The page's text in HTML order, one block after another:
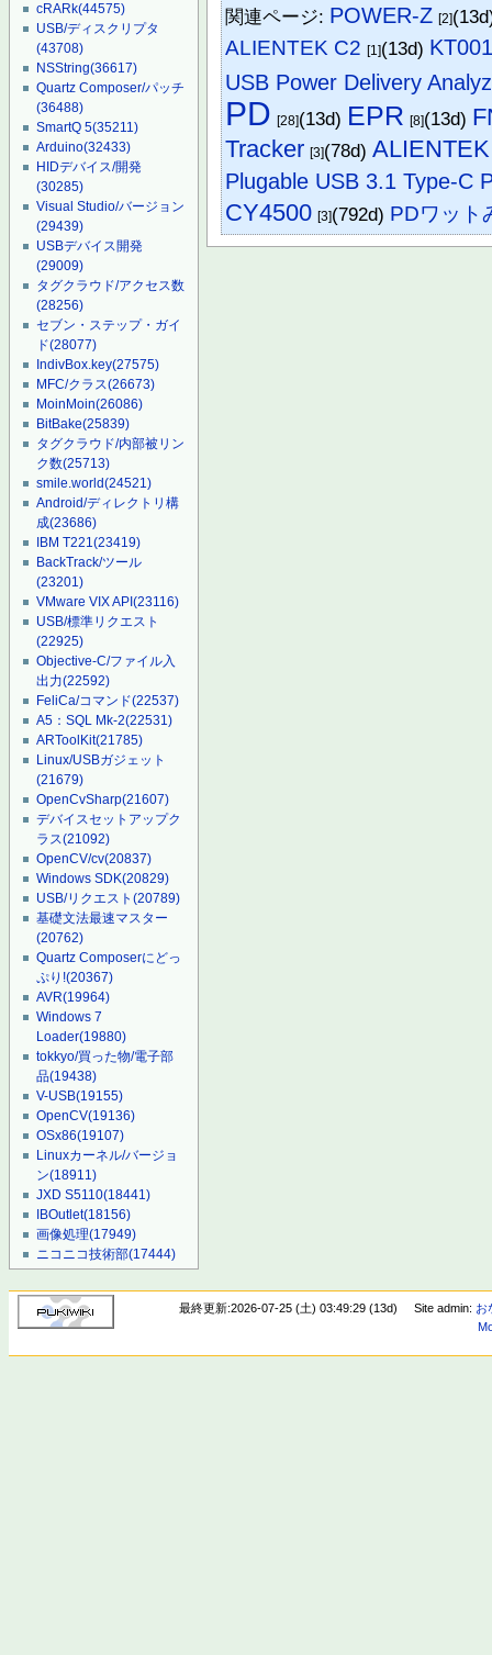
cRARk(44575)
USB/ディスクリプタ
(43708)
NSString(36617)
Quartz Composer/パッチ
(36488)
SmartQ 5(35211)
Arduino(32433)
HIDデバイス/開発
(30285)
Visual Studio/バージョン
(29439)
USBデバイス開発
(29009)
タグクラウド/アクセス数
(28256)
セブン・ステップ・ガイ
ド(28077)
IndivBox.key(27575)
MFC/クラス(26673)
MoinMoin(26086)
BitBake(25839)
タグクラウド/内部被リン
ク数(25713)
smile.world(24521)
Android/ディレクトリ構
成(23686)
IBM T221(23419)
BackTrack/ツール
(23201)
VMware VIX API(23116)
USB/標準リクエスト
(22925)
Objective-C/ファイル入
出力(22592)
FeliCa/コマンド(22537)
A5：SQL Mk-2(22531)
ARToolKit(21785)
Linux/USBガジェット
(21679)
OpenCvSharp(21607)
デバイスセットアップク
ラス(21092)
OpenCV/cv(20837)
Windows SDK(20829)
USB/リクエスト(20789)
基礎文法最速マスター
(20762)
Quartz Composerにどっ
ぷり!(20367)
AVR(19964)
Windows 7
Loader(19880)
tokkyo/買った物/電子部
品(19438)
V-USB(19155)
OpenCV(19136)
OSx86(19107)
Linuxカーネル/バージョ
ン(18911)
JXD S5110(18441)
IBOutlet(18156)
画像処理(17949)
ニコニコ技術部(17444)
関連ページ: POWER-Z [2]
ALIENTEK C2 [1](13d)
USB Power Delivery
PD [28](13d) EPR [8](13d)
Tracker [3](78d)ALIENTEK
Plugable USB 3.1 Type-C
CY4500 [3](792d) PDワット
最終更新:2026-07-25 (土) 03:49:29 (13d) Site admin: お